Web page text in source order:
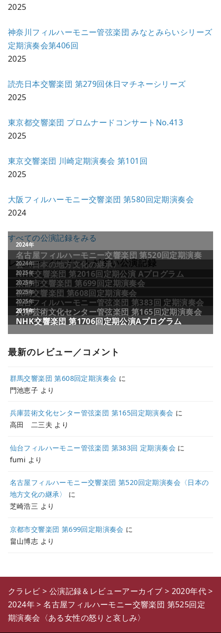
2025
神奈川フィルハーモニー管弦楽団 みなとみらいシリーズ
定期演奏会第406回
2025
読売日本交響楽団 第279回休日マチネーシリーズ
2025
東京都交響楽団 プロムナードコンサートNo.413
2025
東京交響楽団 川崎定期演奏会 第101回
2025
大阪フィルハーモニー交響楽団 第580回定期演奏会
2024
すべての公演記録をみる
レビュー／コメントが多い公演記録
最新のレビュー／コメント
群馬交響楽団 第608回定期演奏会 に
門池恵子 より
兵庫芸術文化センター管弦楽団 第165回定期演奏会 に
高田 二三夫 より
仙台フィルハーモニー管弦楽団 第383回 定期演奏会 に
fumi より
名古屋フィルハーモニー交響楽団 第520回定期演奏会〈日本の
地方文化の継承〉
に
芝崎浩三 より
京都市交響楽団 第699回定期演奏会 に
畠山博志 より
クラレビ > 公演記録＆レビューアーカイブ > 2020年代>
2024年>名古屋フィルハーモニー交響楽団 第525回定
期演奏会〈ある女性の怒りと哀しみ〉